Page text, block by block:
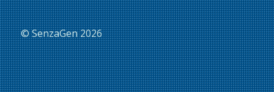
© SenzaGen 2026